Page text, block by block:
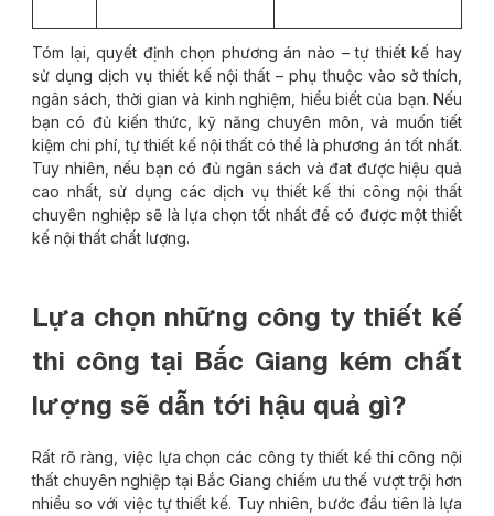
Tóm lại, quyết định chọn phương án nào – tự thiết kế hay
sử dụng dịch vụ thiết kế nội thất – phụ thuộc vào sở thích,
ngân sách, thời gian và kinh nghiệm, hiểu biết của bạn. Nếu
bạn có đủ kiến ​​thức, kỹ năng chuyên môn, và muốn tiết
kiệm chi phí, tự thiết kế nội thất có thể là phương án tốt nhất.
Tuy nhiên, nếu bạn có đủ ngân sách và đat được hiệu quả
cao nhất, sử dụng các dịch vụ thiết kế thi công nội thất
chuyên nghiệp sẽ là lựa chọn tốt nhất để có được một thiết
kế nội thất chất lượng.
Lựa chọn những công ty thiết kế
thi công tại Bắc Giang kém chất
lượng sẽ dẫn tới hậu quả gì?
Rất rõ ràng, việc lựa chọn các công ty thiết kế thi công nội
thất chuyên nghiệp tại Bắc Giang chiếm ưu thế vượt trội hơn
nhiều so với việc tự thiết kế. Tuy nhiên, bước đầu tiên là lựa